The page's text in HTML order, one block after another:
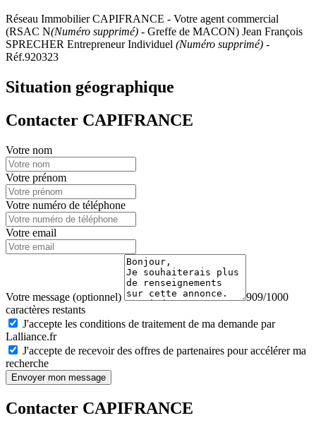
Réseau Immobilier CAPIFRANCE - Votre agent commercial
(RSAC N(Numéro supprimé) - Greffe de MACON) Jean François
SPRECHER Entrepreneur Individuel (Numéro supprimé) -
Réf.920323
Situation géographique
Contacter CAPIFRANCE
Votre nom
Votre prénom
Votre numéro de téléphone
Votre email
Votre message (optionnel)
909/1000
caractères restants
J'accepte les conditions de traitement de ma demande par
Lalliance.fr
J'accepte de recevoir des offres de partenaires pour accélérer ma
recherche
Envoyer mon message
Contacter CAPIFRANCE